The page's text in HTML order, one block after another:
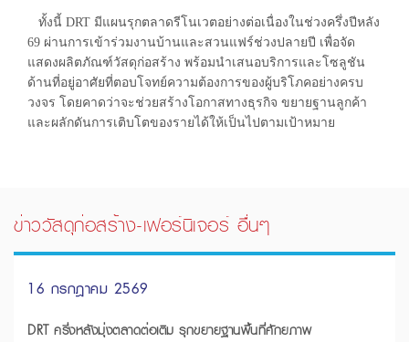
ทั้งนี้ DRT มีแผนรุกตลาดรีโนเวตอย่างต่อเนื่องในช่วงครึ่งปีหลัง
69 ผ่านการเข้าร่วมงานบ้านและสวนแฟร์ช่วงปลายปี เพื่อจัด
แสดงผลิตภัณฑ์วัสดุก่อสร้าง พร้อมนำเสนอบริการและโซลูชัน
ด้านที่อยู่อาศัยที่ตอบโจทย์ความต้องการของผู้บริโภคอย่างครบ
วงจร โดยคาดว่าจะช่วยสร้างโอกาสทางธุรกิจ ขยายฐานลูกค้า
และผลักดันการเติบโตของรายได้ให้เป็นไปตามเป้าหมาย
ข่าววัสดุก่อสร้าง-เฟอร์นิเจอร์ อื่นๆ
16 กรกฎาคม 2569
DRT ครึ่งหลังมุ่งตลาดต่อเติม รุกขยายฐานพื้นที่ศักยภาพ